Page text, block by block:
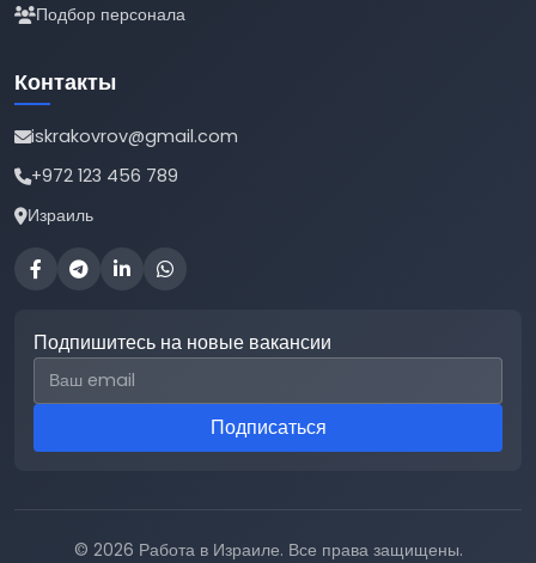
Подбор персонала
Контакты
iskrakovrov@gmail.com
+972 123 456 789
Израиль
Подпишитесь на новые вакансии
Email для подписки
Подписаться
© 2026 Работа в Израиле. Все права защищены.